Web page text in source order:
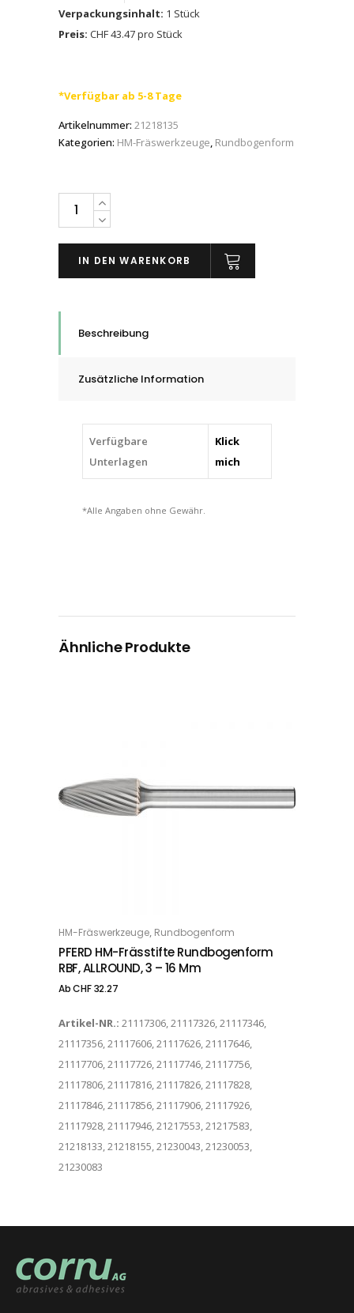
Verpackungsinhalt: 1 Stück
Preis: CHF 43.47 pro Stück
*Verfügbar ab 5-8 Tage
Artikelnummer: 21218135
Kategorien: HM-Fräswerkzeuge, Rundbogenform
PFERD
Frässtifte
Rundbogenform
quantity
IN DEN WARENKORB
Beschreibung
Zusätzliche Information
Verfügbare
Unterlagen
Klick
mich
*Alle Angaben ohne Gewähr.
Ähnliche Produkte
OPTIONS
HM-Fräswerkzeuge, Rundbogenform
PFERD HM-Frässtifte Rundbogenform
RBF, ALLROUND, 3 – 16 Mm
AbCHF32.27
Artikel-NR.: 21117306, 21117326, 21117346,
21117356, 21117606, 21117626, 21117646,
21117706, 21117726, 21117746, 21117756,
21117806, 21117816, 21117826, 21117828,
21117846, 21117856, 21117906, 21117926,
21117928, 21117946, 21217553, 21217583,
21218133, 21218155, 21230043, 21230053,
21230083